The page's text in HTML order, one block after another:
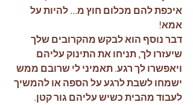
איכפת להם מכלום חוץ מ... להיות על
אמא!
דבר נוסף הוא לבקש מהקרובים שלך
שיעזרו לך, תניחו את התינוק עליהם
ויאפשרו לך רגע. תאמיני לי שרובם ממש
ישמחו לשבת לרגע על הספה או להמשיך
לעבוד מהבית כשיש עליהם גור קטן.